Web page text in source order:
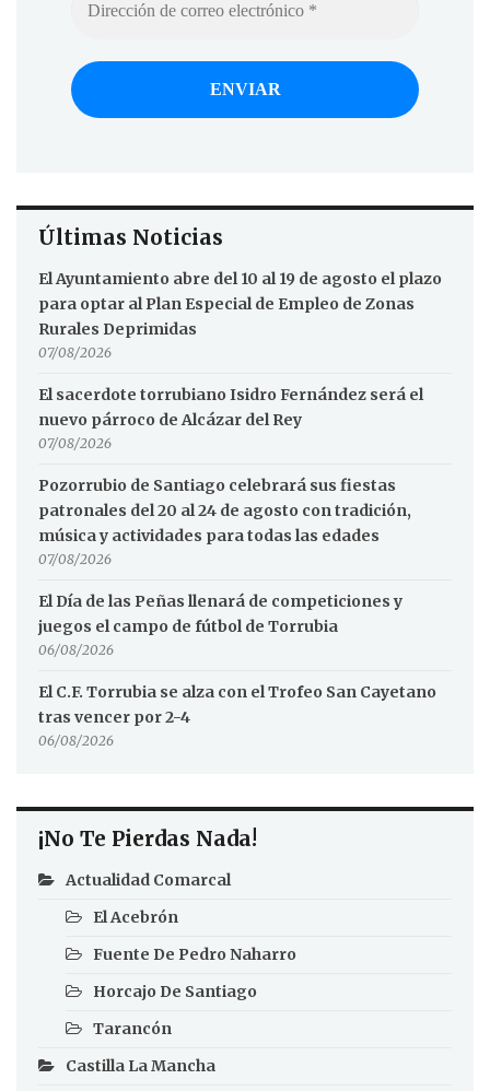
Últimas Noticias
El Ayuntamiento abre del 10 al 19 de agosto el plazo
para optar al Plan Especial de Empleo de Zonas
Rurales Deprimidas
07/08/2026
El sacerdote torrubiano Isidro Fernández será el
nuevo párroco de Alcázar del Rey
07/08/2026
Pozorrubio de Santiago celebrará sus fiestas
patronales del 20 al 24 de agosto con tradición,
música y actividades para todas las edades
07/08/2026
El Día de las Peñas llenará de competiciones y
juegos el campo de fútbol de Torrubia
06/08/2026
El C.F. Torrubia se alza con el Trofeo San Cayetano
tras vencer por 2-4
06/08/2026
¡No Te Pierdas Nada!
Actualidad Comarcal
El Acebrón
Fuente De Pedro Naharro
Horcajo De Santiago
Tarancón
Castilla La Mancha